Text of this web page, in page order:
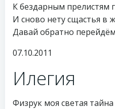
К бездарным прелистям
И сново нету сщастья в
Давай обратно
07.10.2011
Илегия
Физрук моя светая тайна